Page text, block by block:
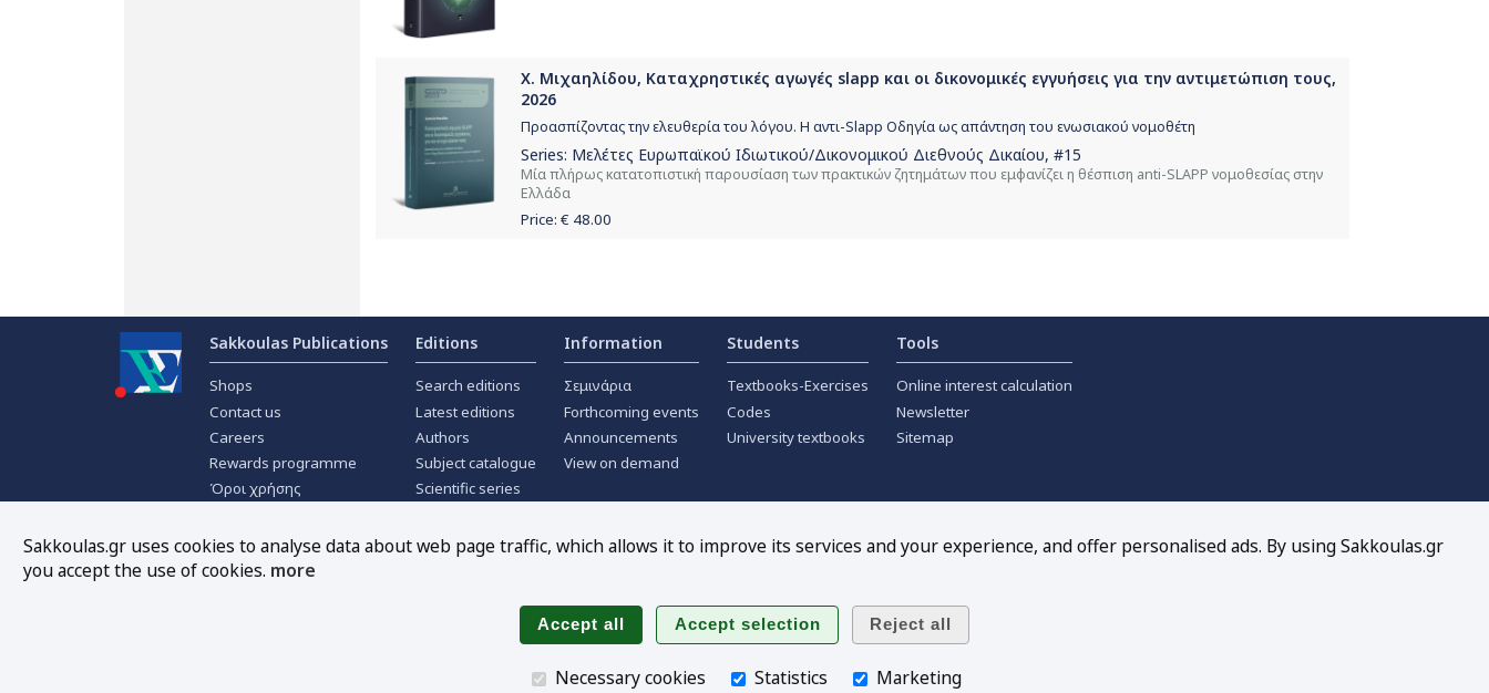
Χ. Μιχαηλίδου, Καταχρηστικές αγωγές slapp και οι δικονομικές εγγυήσεις για την αντιμετώπιση τους,
2026
Προασπίζοντας την ελευθερία του λόγου. Η αντι-Slapp Οδηγία ως απάντηση του ενωσιακού νομοθέτη
Series: Μελέτες Ευρωπαϊκού Ιδιωτικού/Δικονομικού Διεθνούς Δικαίου, #15
Μία πλήρως κατατοπιστική παρουσίαση των πρακτικών ζητημάτων που εμφανίζει η θέσπιση anti-SLAPΡ νομοθεσίας στην
Ελλάδα
Price: € 48.00
Sakkoulas Publications
Shops
Contact us
Careers
Rewards programme
Όροι χρήσης
About Cookies
Editions
Search editions
Latest editions
Authors
Subject catalogue
Scientific series
Offers
Information
Σεμινάρια
Forthcoming events
Announcements
View on demand
Students
Textbooks-Exercises
Codes
University textbooks
Tools
Online interest calculation
Newsletter
Sitemap
Sakkoulas.gr uses cookies to analyse data about web page traffic, which allows it to improve its services and your experience, and offer personalised ads. By using Sakkoulas.gr
you accept the use of cookies. more
Necessary cookies Statistics Marketing